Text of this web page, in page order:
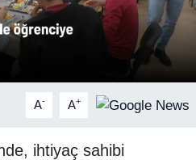
A- A+
ihtiyaç sahibi